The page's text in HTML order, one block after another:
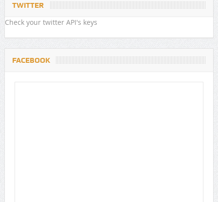
TWITTER
Check your twitter API's keys
FACEBOOK